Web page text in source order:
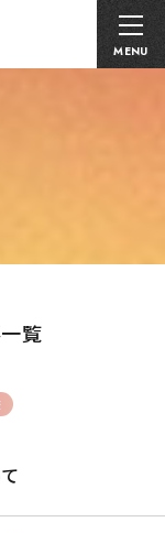
MENU
覧